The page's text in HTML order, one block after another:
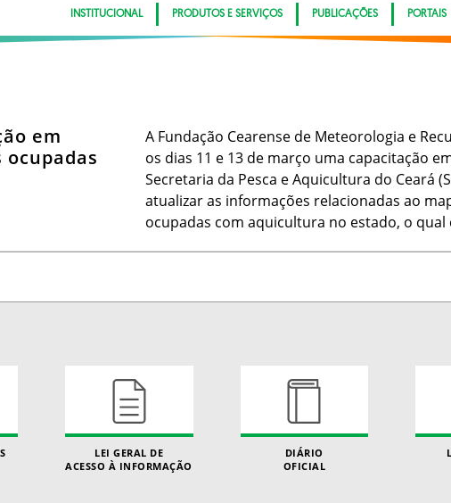
INSTITUCIONAL PRODUTOS E SERVIÇOS PUBLICAÇÕES PORTAIS
em
A Fundação Cearense de Meteorologia e
os dias 11 e 13 de março uma capacitação
Secretaria da Pesca e Aquicultura do Ceará
atualizar as informações relacionadas ao
ocupadas com aquicultura no estado, o
LEI GERAL DE
ACESSO À INFORMAÇÃO
DIÁRIO
OFICIAL